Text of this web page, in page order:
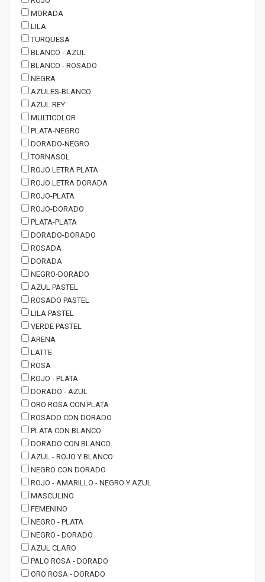
MORADA
LILA
TURQUESA
BLANCO - AZUL
BLANCO - ROSADO
NEGRA
AZULES-BLANCO
AZUL REY
MULTICOLOR
PLATA-NEGRO
DORADO-NEGRO
TORNASOL
ROJO LETRA PLATA
ROJO LETRA DORADA
ROJO-PLATA
ROJO-DORADO
PLATA-PLATA
DORADO-DORADO
ROSADA
DORADA
NEGRO-DORADO
AZUL PASTEL
ROSADO PASTEL
LILA PASTEL
VERDE PASTEL
ARENA
LATTE
ROSA
ROJO - PLATA
DORADO - AZUL
ORO ROSA CON PLATA
ROSADO CON DORADO
PLATA CON BLANCO
DORADO CON BLANCO
AZUL - ROJO Y BLANCO
NEGRO CON DORADO
ROJO - AMARILLO - NEGRO Y AZUL
MASCULINO
FEMENINO
NEGRO - PLATA
NEGRO - DORADO
AZUL CLARO
PALO ROSA - DORADO
ORO ROSA - DORADO